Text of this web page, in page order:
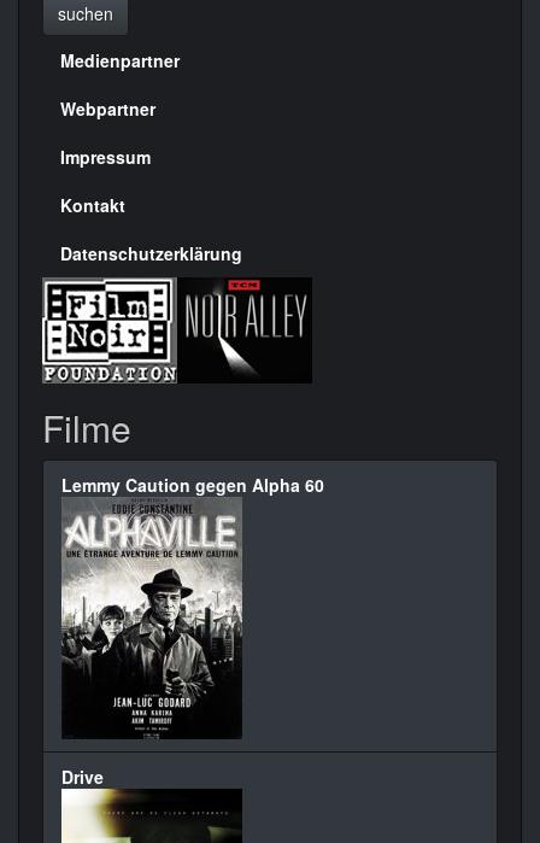
suchen
Menülinks
rechte
Seite
Medienpartner
Webpartner
Impressum
Kontakt
Datenschutzerklärung
Filme
Lemmy Caution gegen Alpha 60
Drive